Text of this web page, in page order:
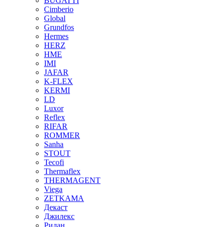
Cimberio
Global
Grundfos
Hermes
HERZ
HME
IMI
JAFAR
K-FLEX
KERMI
LD
Luxor
Reflex
RIFAR
ROMMER
Sanha
STOUT
Tecofi
Thermaflex
THERMAGENT
Viega
ZETKAMA
Декаст
Джилекс
Ридан